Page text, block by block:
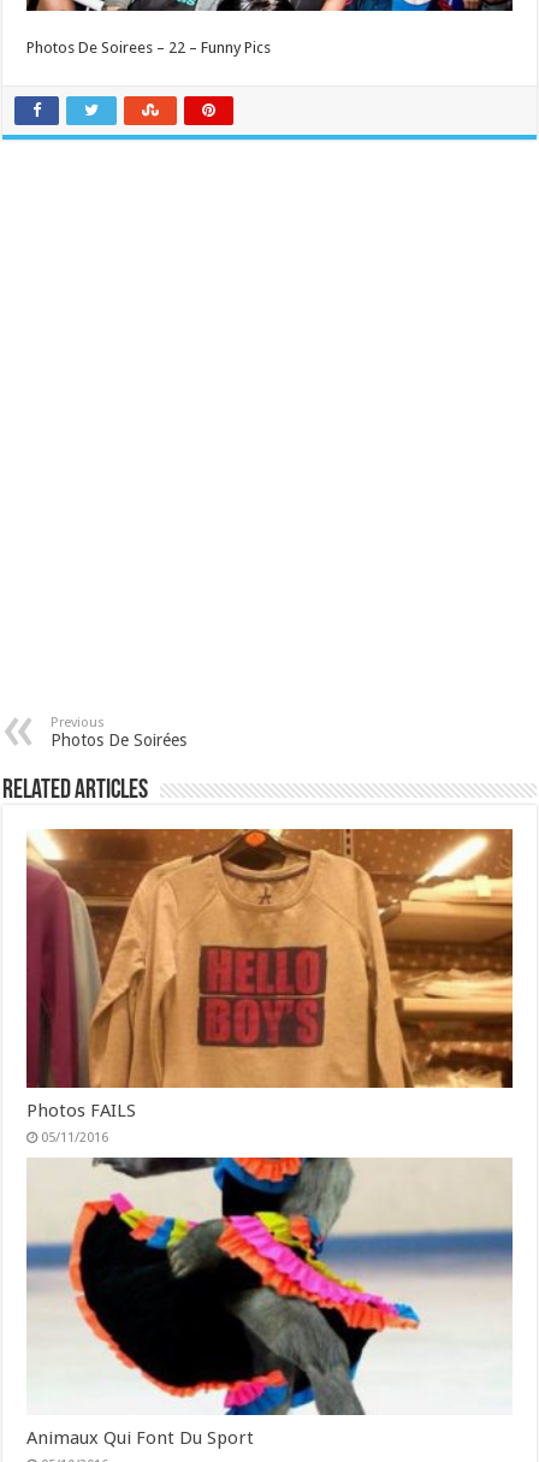
Photos De Soirees – 22 – Funny Pics
Previous
Photos De Soirées
Related Articles
Photos FAILS
05/11/2016
Animaux Qui Font Du Sport